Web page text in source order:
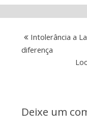
Intolerância a
diferença
Deixe um